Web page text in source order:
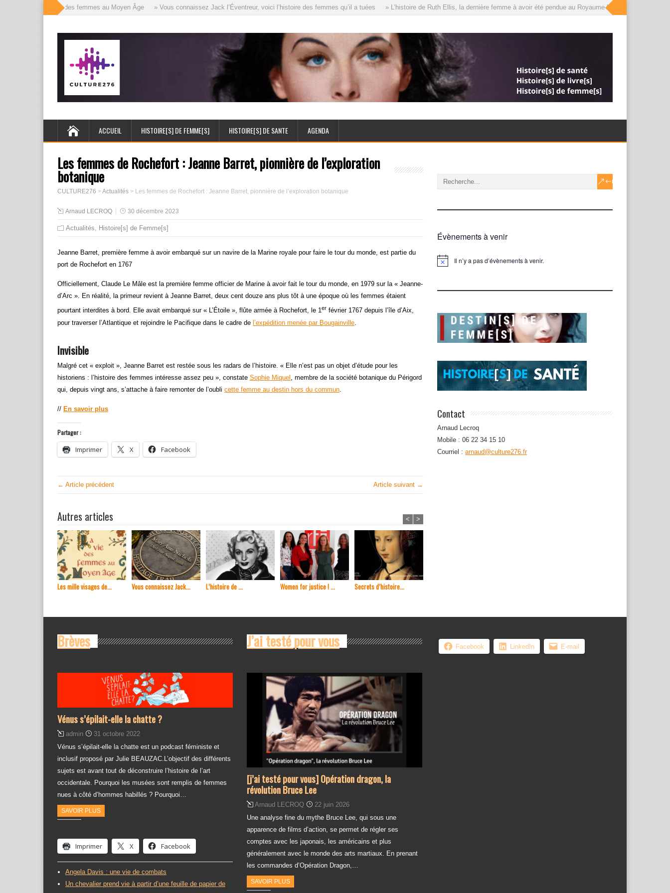
Les mille visages des femmes au Moyen Âge » Vous connaissez Jack l’Éventreur, voici l’histoire des femmes qu’il a tuées » L’histoire de Ruth Ellis, la dernière femme à avoir été pendue au Royaume-Uni, que le roi a
ACCUEIL HISTOIRE[S] DE FEMME[S] HISTOIRE[S] DE SANTE AGENDA
Les femmes de Rochefort : Jeanne Barret, pionnière de l’exploration
botanique
CULTURE276 >Actualités > Les femmes de Rochefort : Jeanne Barret, pionnière de l’exploration botanique
Arnaud LECROQ 30 décembre 2023
Actualités, Histoire[s] de Femme[s]
Jeanne Barret, première femme à avoir embarqué sur un navire de la Marine royale pour faire le tour du monde, est partie du
port de Rochefort en 1767
Officiellement, Claude Le Mâle est la première femme officier de Marine à avoir fait le tour du monde, en 1979 sur la « Jeanne-
d’Arc ». En réalité, la primeur revient à Jeanne Barret, deux cent douze ans plus tôt à une époque où les femmes étaient
pourtant interdites à bord. Elle avait embarqué sur « L’Étoile », flûte armée à Rochefort, le 1er février 1767 depuis l’île d’Aix,
pour traverser l’Atlantique et rejoindre le Pacifique dans le cadre de l’expédition menée par Bougainville
Invisible
Malgré cet « exploit », Jeanne Barret est restée sous les radars de l’histoire. « Elle n’est pas un objet d’étude pour les
historiens : l’histoire des femmes intéresse assez peu », constate Sophie Miquel , membre de la société botanique du Périgord
qui, depuis vingt ans, s’attache à faire remonter de l’oubli cette femme au destin hors du commun
// En savoir plus
Partager :
Imprimer X Facebook
← Article précédent Article suivant →
Autres articles
Les mille visages de... Vous connaissez Jack... L’histoire de ... Women for justice ! ... Secrets d’histoire...
< >
Évènements à venir
Notice Il n’y a pas d’évènements à venir.
Contact
Arnaud Lecroq
Mobile : 06 22 34 15 10
Courriel : arnaud@culture276.fr
Brèves
Vénus s’épilait-elle la chatte ?
admin
31 octobre 2022
Vénus s’épilait-elle la chatte est un podcast féministe et
inclusif proposé par Julie BEAUZAC.L’objectif des différents
sujets est avant tout de déconstruire l’histoire de l’art
occidentale. Pourquoi les musées sont remplis de femmes
nues à côté d’hommes habillés ? Pourquoi…
SAVOIR PLUS
Imprimer X Facebook
Angela Davis : une vie de combats
Un chevalier prend vie à partir d’une feuille de papier de
J’ai testé pour vous
[j’ai testé pour vous] Opération dragon, la
révolution Bruce Lee
Arnaud LECROQ
22 juin 2026
Une analyse fine du mythe Bruce Lee, qui sous une
apparence de films d’action, se permet de régler ses
comptes avec les japonais, les américains et plus
généralement avec le monde des arts martiaux. En prenant
les commandes d’Opération Dragon,…
SAVOIR PLUS
Facebook LinkedIn E-mail